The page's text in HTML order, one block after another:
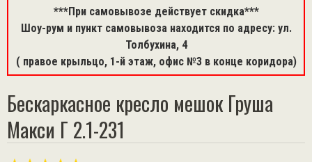
***При самовывозе действует скидка***
Шоу-рум и пункт самовывоза находится по адресу: ул.
Толбухина, 4
( правое крыльцо, 1-й этаж, офис №3 в конце коридора)
Бескаркасное кресло мешок Груша
Макси Г 2.1-231